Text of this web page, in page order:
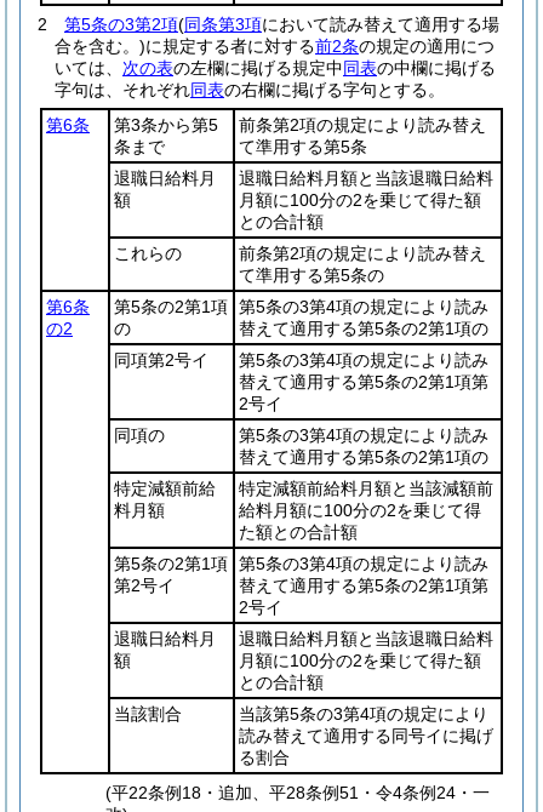
2
第5条の3第2項(同条第3項において読み替えて適用する場
合を含む。)に規定する者に対する前2条の規定の適用につ
いては、 次の表の左欄に掲げる規定中同表の中欄に掲げる
字句は、それぞれ同表の右欄に掲げる字句とする。
第6条
第3条から第5
条まで
前条第2項の規定により読み替え
て準用する第5条
退職日給料月
額
退職日給料月額と当該退職日給料
月額に100分の2を乗じて得た額
との合計額
これらの
前条第2項の規定により読み替え
て準用する第5条の
第6条
の2
第5条の2第1項
の
第5条の3第4項の規定により読み
替えて適用する第5条の2第1項の
同項第2号イ
第5条の3第4項の規定により読み
替えて適用する第5条の2第1項第
2号イ
同項の
第5条の3第4項の規定により読み
替えて適用する第5条の2第1項の
特定減額前給
料月額
特定減額前給料月額と当該減額前
給料月額に100分の2を乗じて得
た額との合計額
第5条の2第1項
第2号イ
第5条の3第4項の規定により読み
替えて適用する第5条の2第1項第
2号イ
退職日給料月
額
退職日給料月額と当該退職日給料
月額に100分の2を乗じて得た額
との合計額
当該割合
当該第5条の3第4項の規定により
読み替えて適用する同号イに掲げ
る割合
(平22条例18・追加、平28条例51・令4条例24・一